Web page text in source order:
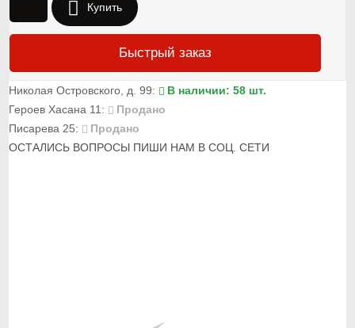
Купить
Быстрый заказ
Николая Островского, д. 99:
В наличии: 58 шт.
Героев Хасана 11:
Продано
Писарева 25:
Продано
ОСТАЛИСЬ ВОПРОСЫ ПИШИ НАМ В СОЦ. СЕТИ